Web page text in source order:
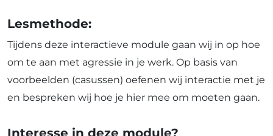
Lesmethode:
Tijdens deze interactieve module gaan wij in op hoe
om te aan met agressie in je werk. Op basis van
voorbeelden (casussen) oefenen wij interactie met je
en bespreken wij hoe je hier mee om moeten gaan.
Interesse in deze module?